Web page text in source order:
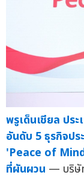
พรูเด็นเชียล ประ
อันดับ 5 ธุรกิจป
'Peace of
ที่ผันผวน — บริษั